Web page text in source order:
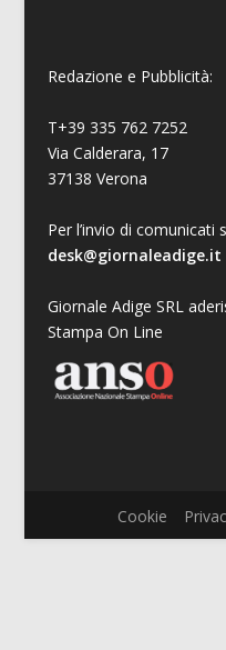
Redazione e Pubblicità:
T+39 335 762 7252
Via Calderara, 17
37138 Verona
Per l’invio di comunicati
desk@giornaleadige.it
Giornale Adige SRL
Stampa On Line
Cookie